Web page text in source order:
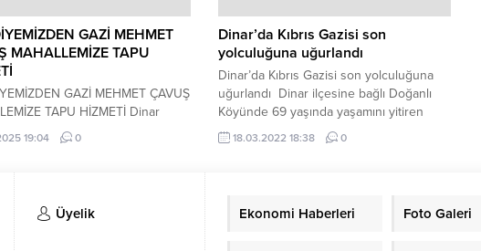
GAZİ MEHMET
MAHALLEMİZE TAPU
GAZİ MEHMET ÇAVUŞ
TAPU HİZMETİ Dinar
Başkanımız Veysel Topçu’nun
doğrultusunda, Gazi Mehmet
kapsamında yürütülen
tamamlanarak, hisseli tarlalar
dönüştürüldü. Bu sayede mahalle
uzun yıllardır süregelen
19:04 0
Dinar’da Kıbrıs Gazisi son
yolculuğuna uğurlandı
Dinar’da Kıbrıs Gazisi son yolculuğuna
uğurlandı Dinar ilçesine bağlı Doğanlı
Köyünde 69 yaşında yaşamını yitiren
Kıbrıs Gazisi İbrahim Soysal, askeri tören
ile son yolculuğuna uğurlandı. Yaşamını
Törene Dinar İlçe Kaymakamı Selami
18.03.2022 18:38 0
Üyelik Ekonomi Haberleri Foto Galeri